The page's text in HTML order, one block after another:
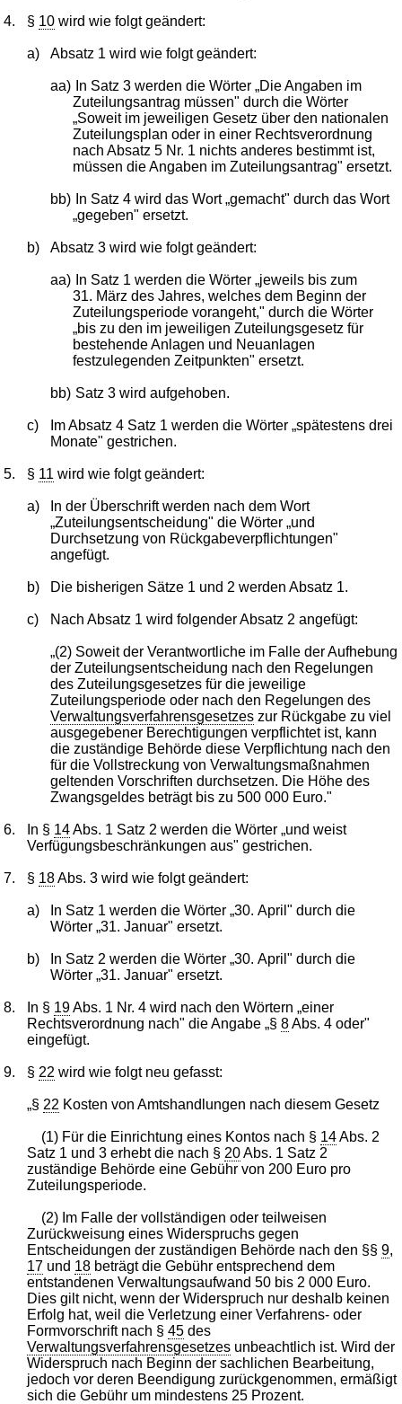
4. § 10 wird wie folgt geändert:
a) Absatz 1 wird wie folgt geändert:
aa)
In Satz 3 werden die Wörter „Die Angaben im
Zuteilungsantrag müssen" durch die Wörter
„Soweit im jeweiligen Gesetz über den nationalen
Zuteilungsplan oder in einer Rechtsverordnung
nach Absatz 5 Nr. 1 nichts anderes bestimmt ist,
müssen die Angaben im Zuteilungsantrag" ersetzt.
bb)
In Satz 4 wird das Wort „gemacht" durch das Wort
„gegeben" ersetzt.
b) Absatz 3 wird wie folgt geändert:
aa)
In Satz 1 werden die Wörter „jeweils bis zum
31. März des Jahres, welches dem Beginn der
Zuteilungsperiode vorangeht," durch die Wörter
„bis zu den im jeweiligen Zuteilungsgesetz für
bestehende Anlagen und Neuanlagen
festzulegenden Zeitpunkten" ersetzt.
bb) Satz 3 wird aufgehoben.
c)
Im Absatz 4 Satz 1 werden die Wörter „spätestens drei
Monate" gestrichen.
5. § 11 wird wie folgt geändert:
a)
In der Überschrift werden nach dem Wort
„Zuteilungsentscheidung" die Wörter „und
Durchsetzung von Rückgabeverpflichtungen"
angefügt.
b) Die bisherigen Sätze 1 und 2 werden Absatz 1.
c) Nach Absatz 1 wird folgender Absatz 2 angefügt:
„(2) Soweit der Verantwortliche im Falle der Aufhebung
der Zuteilungsentscheidung nach den Regelungen
des Zuteilungsgesetzes für die jeweilige
Zuteilungsperiode oder nach den Regelungen des
Verwaltungsverfahrensgesetzeszur Rückgabe zu viel
ausgegebener Berechtigungen verpflichtet ist, kann
die zuständige Behörde diese Verpflichtung nach den
für die Vollstreckung von Verwaltungsmaßnahmen
geltenden Vorschriften durchsetzen. Die Höhe des
Zwangsgeldes beträgt bis zu 500 000 Euro."
6. In § 14Abs. 1 Satz 2 werden die Wörter „und weist
Verfügungsbeschränkungen aus" gestrichen.
7. § 18Abs. 3 wird wie folgt geändert:
a)
In Satz 1 werden die Wörter „30. April" durch die
Wörter „31. Januar" ersetzt.
b)
In Satz 2 werden die Wörter „30. April" durch die
Wörter „31. Januar" ersetzt.
8. In § 19Abs. 1 Nr. 4 wird nach den Wörtern „einer
Rechtsverordnung nach" die Angabe „§8Abs. 4 oder"
eingefügt.
9. § 22 wird wie folgt neu gefasst:
„§ 22 Kosten von Amtshandlungen nach diesem Gesetz
(1) Für die Einrichtung eines Kontos nach § 14Abs. 2
Satz 1 und 3 erhebt die nach § 20Abs. 1 Satz 2
zuständige Behörde eine Gebühr von 200 Euro pro
Zuteilungsperiode.
(2) Im Falle der vollständigen oder teilweisen
Zurückweisung eines Widerspruchs gegen
Entscheidungen der zuständigen Behörde nach den §§9,
17 und 18 beträgt die Gebühr entsprechend dem
entstandenen Verwaltungsaufwand 50 bis 2 000 Euro.
Dies gilt nicht, wenn der Widerspruch nur deshalb keinen
Erfolg hat, weil die Verletzung einer Verfahrens- oder
Formvorschrift nach §45 des
Verwaltungsverfahrensgesetzes unbeachtlich ist. Wird der
Widerspruch nach Beginn der sachlichen Bearbeitung,
jedoch vor deren Beendigung zurückgenommen, ermäßigt
sich die Gebühr um mindestens 25 Prozent.